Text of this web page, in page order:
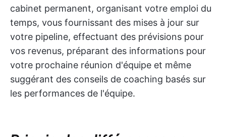
cabinet permanent, organisant votre emploi du
temps, vous fournissant des mises à jour sur
votre pipeline, effectuant des prévisions pour
vos revenus, préparant des informations pour
votre prochaine réunion d'équipe et même
suggérant des conseils de coaching basés sur
les performances de l'équipe.